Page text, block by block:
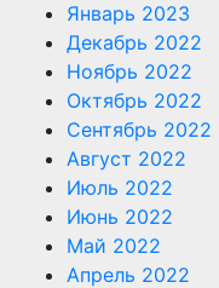
Январь 2023
Декабрь 2022
Ноябрь 2022
Октябрь 2022
Сентябрь 2022
Август 2022
Июль 2022
Июнь 2022
Май 2022
Апрель 2022